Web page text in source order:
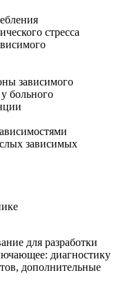
стресса
зависимого
больного
зависимых
для разработки
диагностику
дополнительные